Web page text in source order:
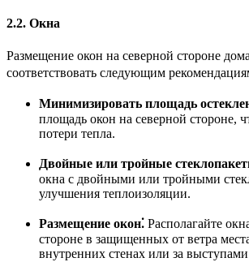
2.2. Окна
Размещение окон на северной стороне
соответствовать следующим
Минимизировать площадь
площадь окон на северной стороне,
потери тепла.
Двойные или тройные
окна с двойными или тройными
улучшения теплоизоляции.
Размещение окон⁚ Располагайте
стороне в защищенных от ветра
внутренних стенах или за